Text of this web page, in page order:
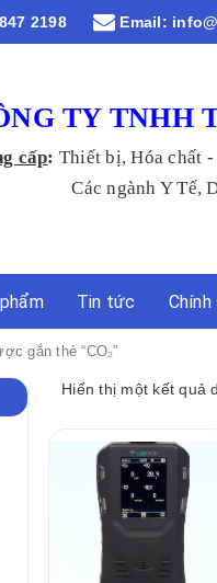
2198 Email:
TY TNHH
cấp: Thiết bị, Hóa chất
Các ngành Y Tế,
Tin tức Chính
gắn thẻ “CO₂”
Hiển thị một kết quả